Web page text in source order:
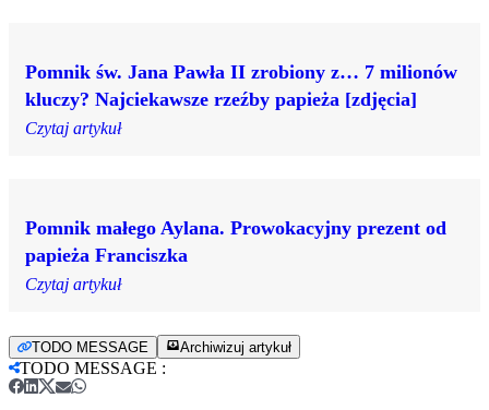
Pomnik św. Jana Pawła II zrobiony z… 7 milionów
kluczy? Najciekawsze rzeźby papieża [zdjęcia]
Czytaj artykuł
Pomnik małego Aylana. Prowokacyjny prezent od
papieża Franciszka
Czytaj artykuł
TODO MESSAGE Archiwizuj artykuł
TODO MESSAGE :